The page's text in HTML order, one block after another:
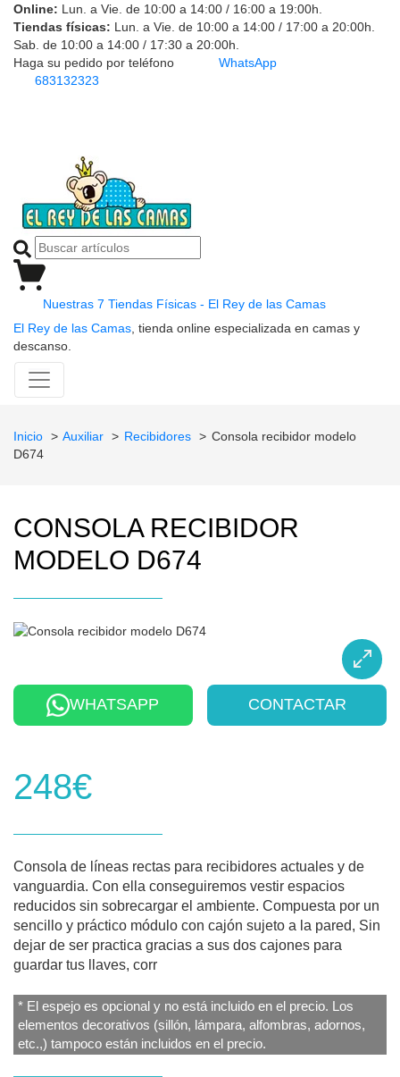
Online: Lun. a Vie. de 10:00 a 14:00 / 16:00 a 19:00h.
Tiendas físicas: Lun. a Vie. de 10:00 a 14:00 / 17:00 a 20:00h.
Sab. de 10:00 a 14:00 / 17:30 a 20:00h.
Haga su pedido por teléfono
683132323
WhatsApp
Nuestras 7 Tiendas Físicas - El Rey de las Camas
El Rey de las Camas , tienda online especializada en camas y
descanso.
Inicio Auxiliar Recibidores
Consola recibidor modelo
D674
CONSOLA RECIBIDOR
MODELO D674
WHATSAPP CONTACTAR
248€
Consola de líneas rectas para recibidores actuales y de
vanguardia. Con ella conseguiremos vestir espacios
reducidos sin sobrecargar el ambiente. Compuesta por un
sencillo y práctico módulo con cajón sujeto a la pared, Sin
dejar de ser practica gracias a sus dos cajones para
guardar tus llaves, corr
* El espejo es opcional y no está incluido en el precio. Los
elementos decorativos (sillón, lámpara, alfombras, adornos,
etc.,) tampoco están incluidos en el precio.